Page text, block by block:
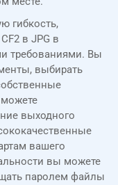
гибкость,
в JPG в
требованиями. Вы
выбирать
выходного
вашего
вы можете
паролем файлы